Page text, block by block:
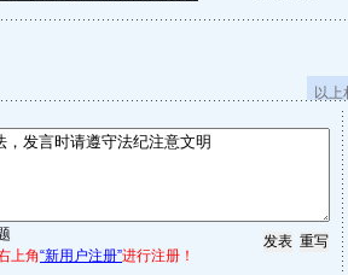
以
上角“新用户注册”进行注册！